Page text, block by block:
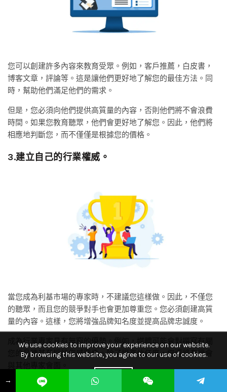
您可以創建許多內容來教育受眾。例如，客戶推薦，白皮書，
博客文章，評論等。這是讓他們更好地了解您的最佳方法。同
時，幫助他們滿足他們的需求。
但是，您必須向他們提供高質量的內容，否則他們將不會浪費
時間。如果您教育聽眾，他們會更好地了解您。因此，他們將
相應地判斷您，而不僅僅是根據您的價格。
3.建立自己的行業權威。
當您成為利基市場的專家時，不建議您這樣做。因此，不僅您
的聽眾，而且您的競爭對手也會更加尊重您。您必須創建高質
量的內容。這樣，您將增強品牌知名度並提高品牌忠誠度。
成為行業專家具有無窮的優勢。例如，媒體可能會對撰寫有關
您的品牌甚至採訪您感興趣。除了提高信任度，您還將有機會
4.推廣您的品牌和產品。
→
We use cookies to improve your experience on our website.
By browsing this website, you agree to our use of cookies.